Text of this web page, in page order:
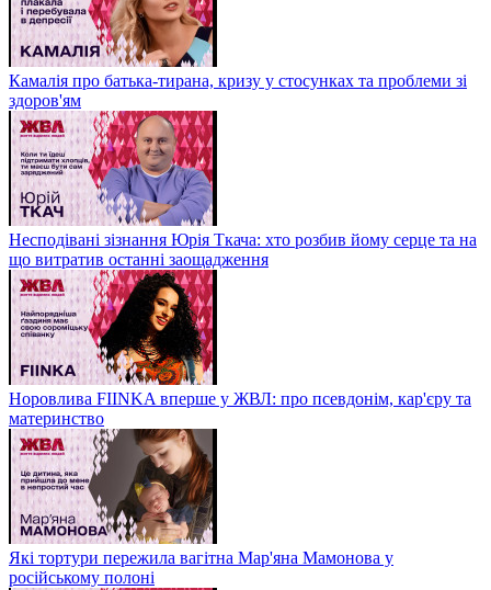
Камалія про батька-тирана, кризу у стосунках та проблеми зі
здоров'ям
Несподівані зізнання Юрія Ткача: хто розбив йому серце та на
що витратив останні заощадження
Норовлива FIINKA вперше у ЖВЛ: про псевдонім, кар'єру та
материнство
Які тортури пережила вагітна Мар'яна Мамонова у
російському полоні